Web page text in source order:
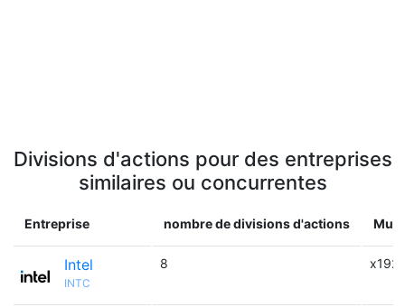
Divisions d'actions pour des entreprises
similaires ou concurrentes
Entreprise nombre de divisions d'actions
Intel
INTC
8 x192